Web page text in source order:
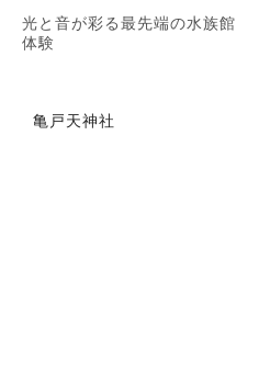
光と音が彩る最先端の水族館
体験
亀戸天神社